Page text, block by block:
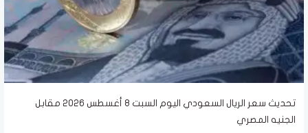
تحديث سعر الريال السعودي اليوم السبت 8 أغسطس 2026 مقابل
الجنيه المصري